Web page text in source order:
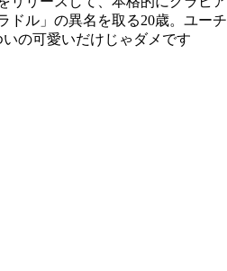
ドル」の異名を取る20歳。ユーチ
の可愛いだけじゃダメです